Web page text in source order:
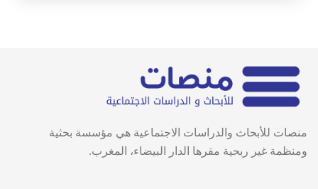
منصات للأبحاث والدراسات الاجتماعية هي مؤسسة بحثية
ومنظمة غير ربحية مقرها الدار البيضاء، المغرب.